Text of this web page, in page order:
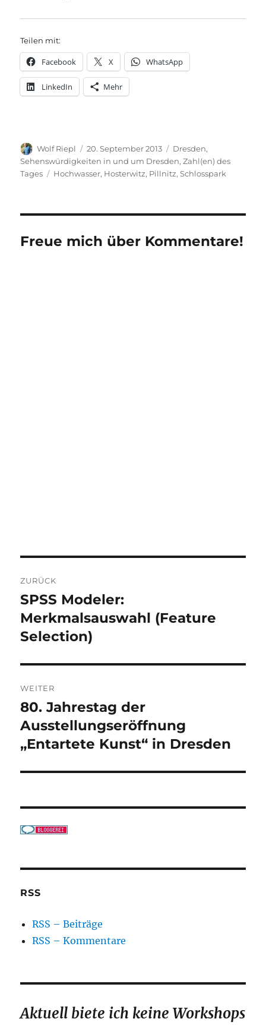
Teilen mit:
Facebook X WhatsApp
LinkedIn Mehr
Autor
Wolf Riepl
Veröffentlicht
am
20. September 2013 Kategorien
Dresden,
Sehenswürdigkeiten in und um Dresden,Zahl(en) des
Tages
Schlagwörter
Hochwasser, Hosterwitz, Pillnitz,Schlosspark
Freue mich über Kommentare!
ZURÜCK
Vorheriger
Beitrag:
SPSS Modeler:
Merkmalsauswahl (Feature
Selection)
WEITER
Nächster
Beitrag:
80. Jahrestag der
Ausstellungseröffnung
„Entartete Kunst“ in Dresden
RSS
RSS – Beiträge
RSS – Kommentare
Aktuell biete ich keine Workshops